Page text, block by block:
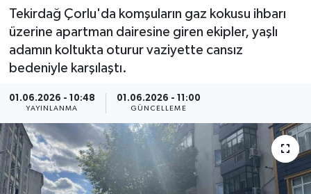
Tekirdağ Çorlu'da komşuların gaz kokusu ihbarı
üzerine apartman dairesine giren ekipler, yaşlı
adamın koltukta oturur vaziyette cansız
bedeniyle karşılaştı.
01.06.2026 - 10:48
YAYINLANMA
01.06.2026 - 11:00
GÜNCELLEME
Bölge
Canlı Maç
ÇEVRE
Dış Haberler
Son Dakika Haberleri